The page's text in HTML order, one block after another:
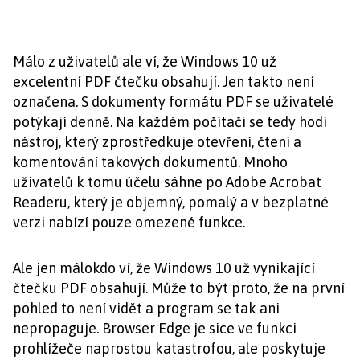
Málo z uživatelů ale ví, že Windows 10 už
excelentní PDF čtečku obsahují. Jen takto není
označena. S dokumenty formátu PDF se uživatelé
potýkají denně. Na každém počítači se tedy hodí
nástroj, který zprostředkuje otevření, čtení a
komentování takových dokumentů. Mnoho
uživatelů k tomu účelu sáhne po Adobe Acrobat
Readeru, který je objemný, pomalý a v bezplatné
verzi nabízí pouze omezené funkce.
Ale jen málokdo ví, že Windows 10 už vynikající
čtečku PDF obsahují. Může to být proto, že na první
pohled to není vidět a program se tak ani
nepropaguje. Browser Edge je sice ve funkci
prohlížeče naprostou katastrofou, ale poskytuje